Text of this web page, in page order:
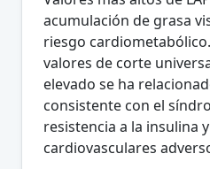
acumulación de grasa
riesgo
valores de corte
elevado se ha
consistente con el
resistencia a la insulina
cardiovasculares